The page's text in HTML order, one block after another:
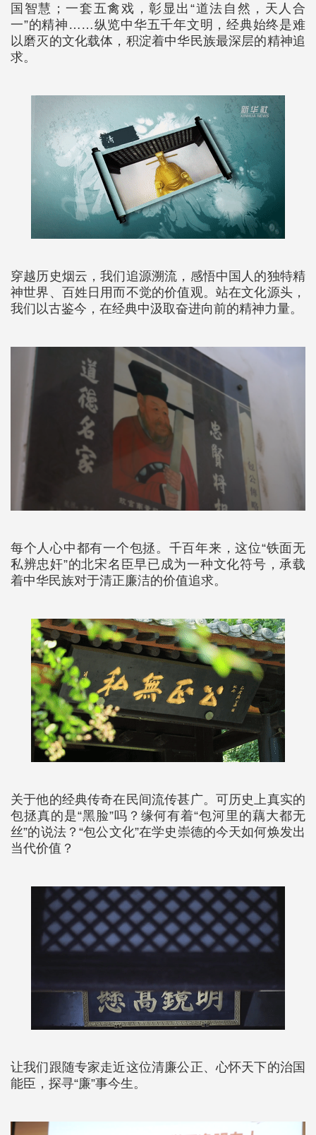
国智慧；一套五禽戏，彰显出“道法自然，天人合
一”的精神……纵览中华五千年文明，经典始终是难
以磨灭的文化载体，积淀着中华民族最深层的精神追
求。
穿越历史烟云，我们追源溯流，感悟中国人的独特精
神世界、百姓日用而不觉的价值观。站在文化源头，
我们以古鉴今，在经典中汲取奋进向前的精神力量。
每个人心中都有一个包拯。千百年来，这位“铁面无
私辨忠奸”的北宋名臣早已成为一种文化符号，承载
着中华民族对于清正廉洁的价值追求。
关于他的经典传奇在民间流传甚广。可历史上真实的
包拯真的是“黑脸”吗？缘何有着“包河里的藕大都无
丝”的说法？“包公文化”在学史崇德的今天如何焕发出
当代价值？
让我们跟随专家走近这位清廉公正、心怀天下的治国
能臣，探寻“廉”事今生。